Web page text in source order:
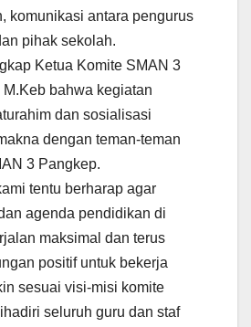
komunikasi antara pengurus
pihak sekolah.
Ketua Komite SMAN 3
bahwa kegiatan
dan sosialisasi
dengan teman-teman
3 Pangkep.
tentu berharap agar
agenda pendidikan di
maksimal dan terus
positif untuk bekerja
sesuai visi-misi komite
seluruh guru dan staf